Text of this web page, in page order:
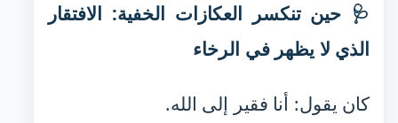
🩺 حين تنكسر العكازات الخفية: الافتقار
الذي لا يظهر في الرخاء
كان يقول: أنا فقير إلى الله.